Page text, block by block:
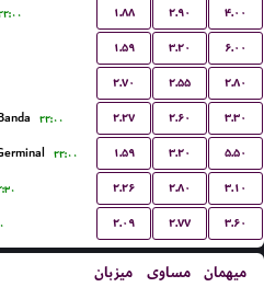
۱.۸۸ ۲.۹۰ ۴.۰۰
۱.۵۹ ۳.۲۰ ۶.۰۰
۲.۷۰ ۲.۵۵ ۲.۸۰
۲۲:۰۰ ۲.۲۷ ۲.۶۰ ۳.۳۰
۲۲:۰۰ ۱.۵۹ ۳.۲۰ ۵.۵۰
۲.۲۶ ۲.۸۰ ۳.۱۰
۲.۰۹ ۲.۷۷ ۳.۶۰
میزبان مساوی میهمان